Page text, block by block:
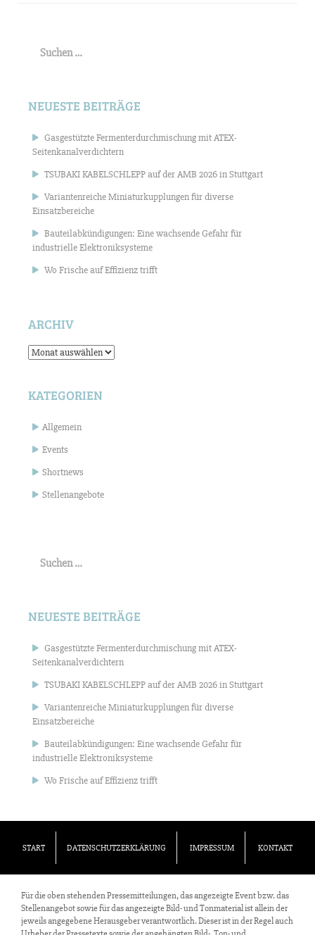
nach:
NEUESTE BEITRÄGE
Gasgestützte Fermenterdurchmischung mit ATEX-
Seitenkanalverdichtern
TSUBAKI KABELSCHLEPP auf der AMB 2026 in Stuttgart
Variantenreiche Miniaturkupplungen für diverse
Einsatzbereiche
Bauteilabkündigungen: Eine wachsende Gefahr für
industrielle Elektroniksysteme
Wo Frische auf Effizienz trifft
ARCHIV
Archiv
KATEGORIEN
Allgemein
Events
Shortnews
Stellenangebote
nach:
NEUESTE BEITRÄGE
Gasgestützte Fermenterdurchmischung mit ATEX-
Seitenkanalverdichtern
TSUBAKI KABELSCHLEPP auf der AMB 2026 in Stuttgart
Variantenreiche Miniaturkupplungen für diverse
Einsatzbereiche
Bauteilabkündigungen: Eine wachsende Gefahr für
industrielle Elektroniksysteme
Wo Frische auf Effizienz trifft
START DATENSCHUTZERKLÄRUNG IMPRESSUM KONTAKT
Für die oben stehenden Pressemitteilungen, das angezeigte Event bzw. das
Stellenangebot sowie für das angezeigte Bild- und Tonmaterial ist allein der
jeweils angegebene Herausgeber verantwortlich. Dieser ist in der Regel auch